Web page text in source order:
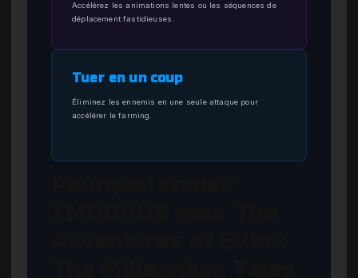
Accélérez les animations lentes ou les séquences de
déplacement fastidieuses.
Tuer en un coup
Éliminez les ennemis en une seule attaque pour
accélérer le farming.